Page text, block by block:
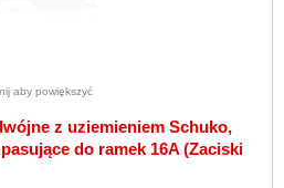
aby powiększyć
z uziemieniem Schuko,
do ramek 16A (Zaciski